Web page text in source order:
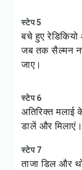
स्टेप 5
बचे हुए
जब तक सैल्मन
जाए।
स्टेप 6
अतिरिक्त मलाई
डालें और मिलाएं।
स्टेप 7
ताजा डिल और